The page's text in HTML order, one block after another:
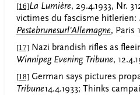
[16]La Lumière, 29.4.1933, Nr.
victimes du fascisme hitlerien:
Pestebrunesurl'Allemagne, Paris
[17] Nazi brandish rifles as
Winnipeg Evening Tribune,
[18] German says pictures
Tribune14.4.1933; Thinks